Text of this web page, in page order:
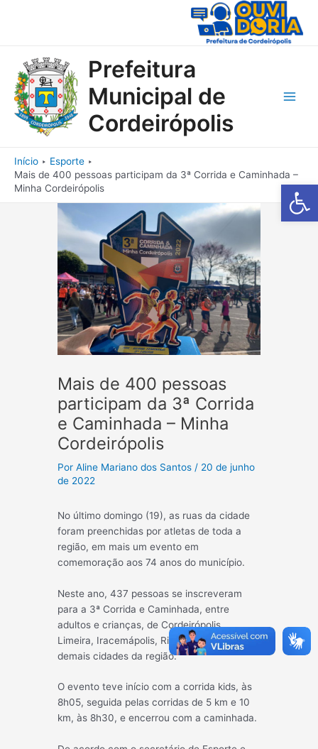
Barra de
Prefeitura
Municipal de
Cordeirópolis
Início
Esporte
Mais de 400 pessoas participam da 3ª Corrida e Caminhada –
Minha Cordeirópolis
Mais de 400 pessoas
participam da 3ª Corrida
e Caminhada – Minha
Cordeirópolis
PorAline Mariano dos Santos/ 20 de junho
de 2022
No último domingo (19), as ruas da cidade
foram preenchidas por atletas de toda a
região, em mais um evento em
comemoração aos 74 anos do município.
Neste ano, 437 pessoas se inscreveram
para a 3ª Corrida e Caminhada, entre
adultos e crianças, de Cordeirópolis,
Limeira, Iracemápolis, Rio Claro, Araras e
demais cidades da região.
O evento teve início com a corrida kids, às
8h05, seguida pelas corridas de 5 km e 10
km, às 8h30, e encerrou com a caminhada.